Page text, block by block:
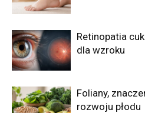
Retinopatia
dla wzroku
Foliany,
rozwoju płodu